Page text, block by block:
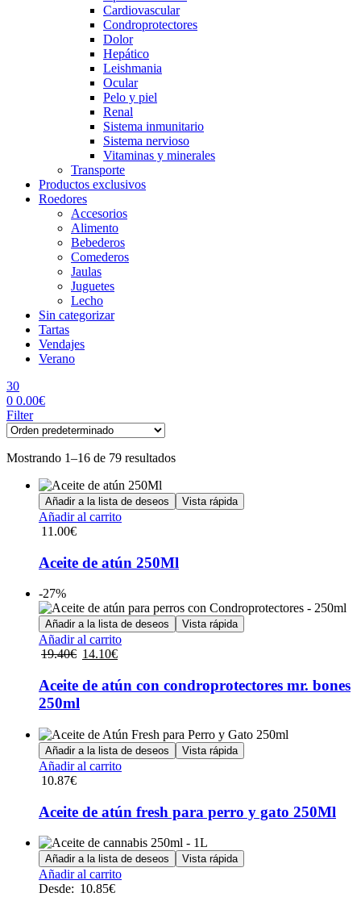
Cardiovascular
Condroprotectores
Dolor
Hepático
Leishmania
Ocular
Pelo y piel
Renal
Sistema inmunitario
Sistema nervioso
Vitaminas y minerales
Transporte
Productos exclusivos
Roedores
Accesorios
Alimento
Bebederos
Comederos
Jaulas
Juguetes
Lecho
Sin categorizar
Tartas
Vendajes
Verano
30
0 0.00€
Menu
Filter
Mostrando 1–16 de 79 resultados
Añadir a la lista de deseos Vista rápida
Añadir al carrito
11.00€
Aceite de atún 250Ml
-27%
Añadir a la lista de deseos Vista rápida
Añadir al carrito
19.40€ El
original
era:
19.40€.
14.10€El
actual
es:
Aceite de atún con condroprotectores mr. bones
250ml
Añadir a la lista de deseos Vista rápida
Añadir al carrito
10.87€
Aceite de atún fresh para perro y gato 250Ml
Añadir a la lista de deseos Vista rápida
Añadir al carritoEste
Desde: 10.85€